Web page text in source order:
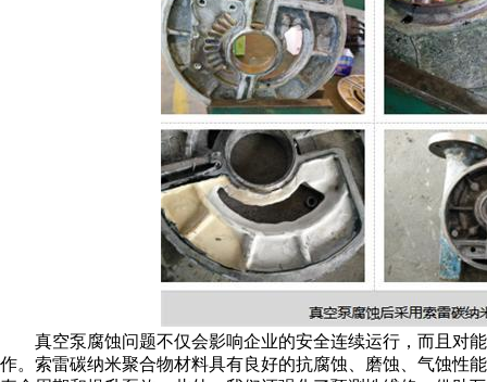
真空泵腐蚀问题不仅会影响企业的安全连续运行，而且对
作。索雷碳纳米聚合物材料具有良好的抗腐蚀、磨蚀、气蚀性